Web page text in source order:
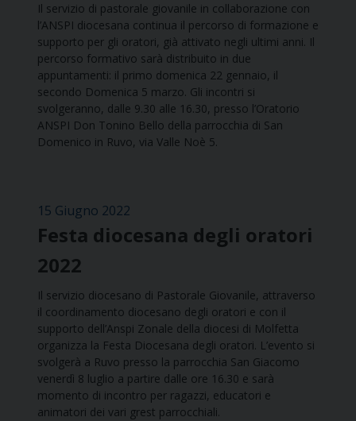
Il servizio di pastorale giovanile in collaborazione con
l’ANSPI diocesana continua il percorso di formazione e
supporto per gli oratori, già attivato negli ultimi anni. Il
percorso formativo sarà distribuito in due
appuntamenti: il primo domenica 22 gennaio, il
secondo Domenica 5 marzo. Gli incontri si
svolgeranno, dalle 9.30 alle 16.30, presso l’Oratorio
ANSPI Don Tonino Bello della parrocchia di San
Domenico in Ruvo, via Valle Noè 5.
15 Giugno 2022
Festa diocesana degli oratori
2022
Il servizio diocesano di Pastorale Giovanile, attraverso
il coordinamento diocesano degli oratori e con il
supporto dell’Anspi Zonale della diocesi di Molfetta
organizza la Festa Diocesana degli oratori. L’evento si
svolgerà a Ruvo presso la parrocchia San Giacomo
venerdì 8 luglio a partire dalle ore 16.30 e sarà
momento di incontro per ragazzi, educatori e
animatori dei vari grest parrocchiali.